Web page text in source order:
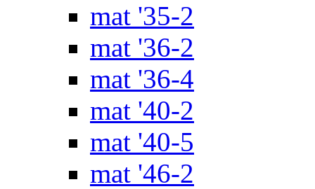
mat '35-2
mat '36-2
mat '36-4
mat '40-2
mat '40-5
mat '46-2